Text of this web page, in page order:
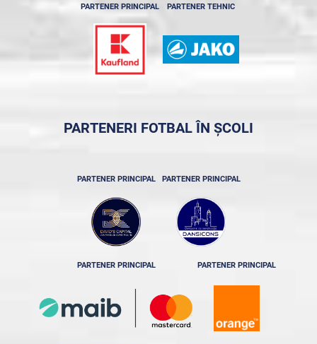
PARTENER PRINCIPAL PARTENER TEHNIC
PARTENERI FOTBAL ÎN ȘCOLI
PARTENER PRINCIPAL PARTENER PRINCIPAL
PARTENER PRINCIPAL PARTENER PRINCIPAL